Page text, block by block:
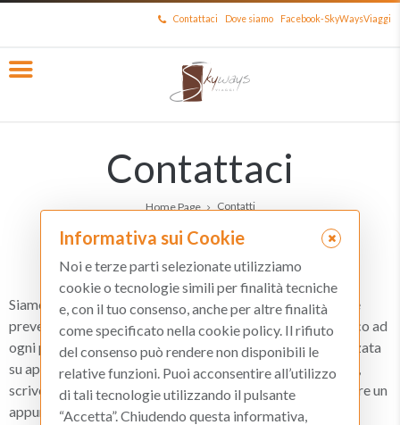
Contattaci Dove siamo Facebook-SkyWaysViaggi
Contattaci
Home Page Contatti
Siamo un'agenzia e tour operator on line, potete richiedere
preventivi e prenotazioni direttamente dal modulo di fianco ad
ogni proposta oppure ricevere una consulenza personalizzata
su appuntamento nel nostro punto di consulenza a Ferrara,
scriveteci per anticiparci le vosgtre richieste o per prendere un
appuntamento.
Informativa sui Cookie
Noi e terze parti selezionate utilizziamo
cookie o tecnologie simili per finalità tecniche
e, con il tuo consenso, anche per altre finalità
come specificato nella cookie policy. Il rifiuto
del consenso può rendere non disponibili le
relative funzioni. Puoi acconsentire all’utilizzo
di tali tecnologie utilizzando il pulsante
“Accetta”. Chiudendo questa informativa,